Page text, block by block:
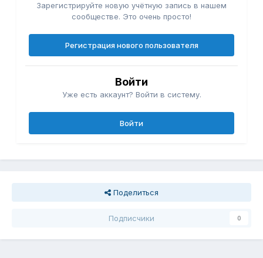
Зарегистрируйте новую учётную запись в нашем
сообществе. Это очень просто!
Регистрация нового пользователя
Войти
Уже есть аккаунт? Войти в систему.
Войти
Поделиться
Подписчики 0